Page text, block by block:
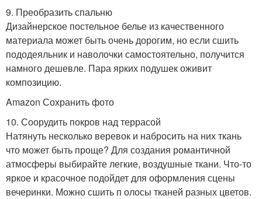
9. Преобразить спальню
Дизайнерское постельное белье из качественного
материала может быть очень дорогим, но если сшить
пододеяльник и наволочки самостоятельно, получится
намного дешевле. Пара ярких подушек оживит
композицию.
Amazon Сохранить фото
10. Соорудить покров над террасой
Натянуть несколько веревок и набросить на них ткань
что может быть проще? Для создания романтичной
атмосферы выбирайте легкие, воздушные ткани. Что-то
яркое и красочное подойдет для оформления сцены
вечеринки. Можно сшить п олосы тканей разных цветов.